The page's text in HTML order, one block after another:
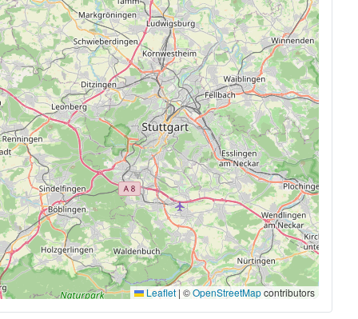
Leaflet | ©OpenStreetMapcontributors